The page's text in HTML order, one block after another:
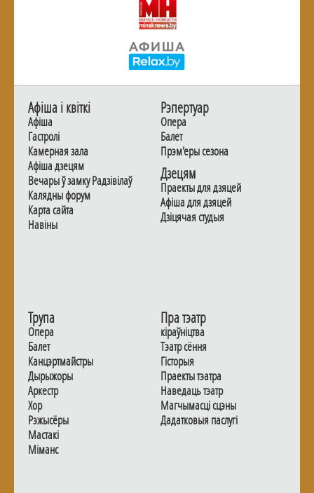
Афiша i квiткi
Афiша
Гастролi
Камерная зала
Афiша дзецям
Вечары ў замку Радзiвiлаў
Калядны форум
Карта сайта
Навiны
Рэпертуар
Опера
Балет
Прэм'еры сезона
Дзецям
Праекты для дзяцей
Афiша для дзяцей
Дзiцячая студыя
Трупа
Опера
Балет
Канцэртмайстры
Дырыжоры
Аркестр
Хор
Рэжысёры
Мастакі
Мiманс
Пра тэатр
кіраўніцтва
Тэатр сёння
Гiсторыя
Праекты тэатра
Наведаць тэатр
Магчымасцi сцэны
Дадаткoвыя паслугi